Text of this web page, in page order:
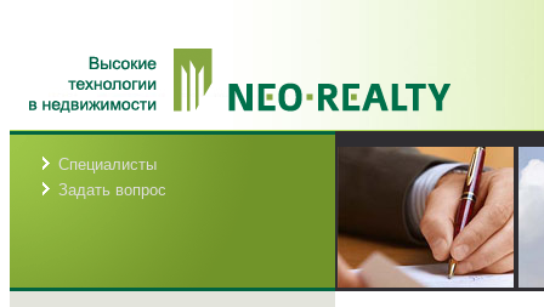
Специалисты
Задать вопрос